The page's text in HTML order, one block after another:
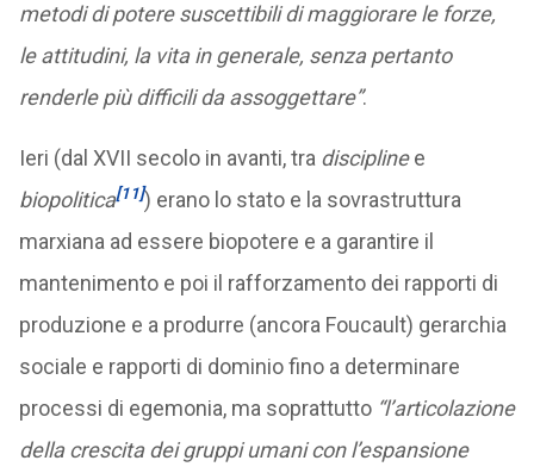
metodi di potere suscettibili di maggiorare le forze,
le attitudini, la vita in generale, senza pertanto
renderle più difficili da assoggettare”.
Ieri (dal XVII secolo in avanti, tra disciplinee
biopolitica[11]) erano lo stato e la sovrastruttura
marxiana ad essere biopotere e a garantire il
mantenimento e poi il rafforzamento dei rapporti di
produzione e a produrre (ancora Foucault) gerarchia
sociale e rapporti di dominio fino a determinare
processi di egemonia, ma soprattutto “l’articolazione
della crescita dei gruppi umani con l’espansione